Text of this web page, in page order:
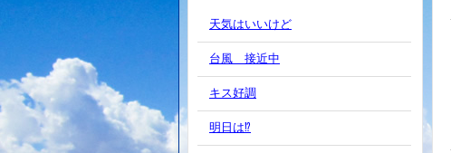
天気はいいけど
台風 接近中
キス好調
明日は⁉️